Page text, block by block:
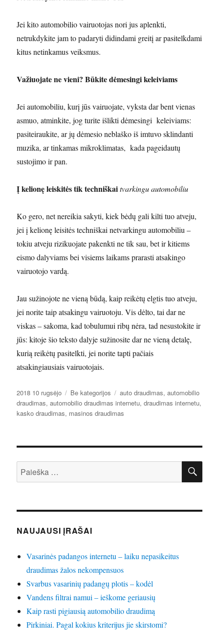
Jei kito automobilio vairuotojas nori jus aplenkti,
netrukdykite jam to padaryti didindami greitį ar pasitelkdami
kitus netinkamus veiksmus.
Važiuojate ne vieni? Būkite dėmesingi keleiviams
Jei automobiliu, kurį jūs vairuojate, vyksta dar bent vienas
asmuo, atminkite, jog turite išlikti dėmesingi keleiviams:
pasiteiraukite, ar jų dėmesio neblaško iš imtuvo sklindanti
muzika, ar tinkamas mikroklimatas, kada pageidautų
sustojimo ir pan.
Į kelionę leiskitės tik techniškai tvarkingu automobiliu
Ko gero, net nereikia sakyti, kiek bėdų gali kilti tuo atveju,
jei į kelionę leisitės techniškai netvarkingu automobiliu –
tokiu atveju rizikuojate pakenkti ne tik sau, bet ir kitiems
eismo dalyviams bei visiems laikams prarasti atsakingo
vairuotojo vardą.
Jau sužinojote ne vieną būdą, kaip reikėtų elgtis tuo atveju,
jei norite taip atsakingu vairuotoju. Vis dėlto, tai dar ne
viskas – sakoma, kad tobulumui ribų nėra, tad nesustokite ir
jūs: kitoje šio teksto dalyje sužinosite dar ne vieną detalę,
kurią reikėtų pasitelkti, jei norite tapti pačiais
atsakingiausiais vairuotojais.
Paskelbta
2018 10 rugsėjo Kategorijos
Be kategorijos Žymos
auto draudimas,automobilio
draudimas,automobilio draudimas internetu,draudimas internetu,
kasko draudimas, masinos draudimas
Ieškoti:
NAUJAUSI ĮRAŠAI
Vasarinės padangos internetu – laiku nepasikeitus
draudimas žalos nekompensuos
Svarbus vasarinių padangų plotis – kodėl
Vandens filtrai namui – ieškome geriausių
Kaip rasti pigiausią automobilio draudimą
Pirkiniai. Pagal kokius kriterijus jie skirstomi?